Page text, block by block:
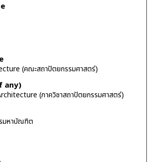
(คณะสถาปัตยกรรมศาสตร์)
any)
(ภาควิชาสถาปัตยกรรมศาสตร์)
มหาบัณฑิต